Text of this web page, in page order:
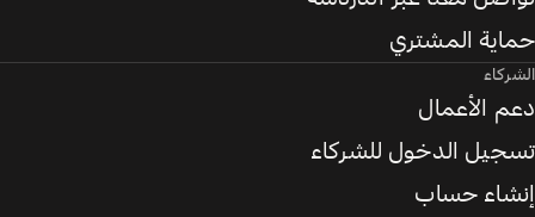
حماية المشتري
الشركاء
دعم الأعمال
تسجيل الدخول للشركاء
إنشاء حساب